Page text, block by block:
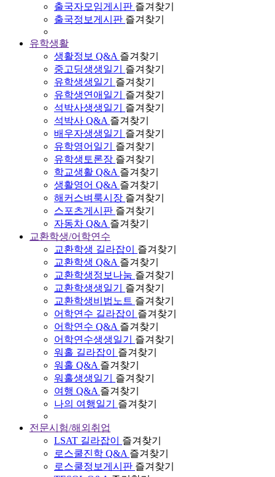
출국자모임게시판 즐겨찾기
출국정보게시판 즐겨찾기
유학생활
생활정보 Q&A 즐겨찾기
중고딩생생일기
즐겨찾기
유학생생일기
즐겨찾기
유학생연애일기
즐겨찾기
석박사생생일기
즐겨찾기
석박사 Q&A 즐겨찾기
배우자생생일기
즐겨찾기
유학영어일기
즐겨찾기
유학생토론장 즐겨찾기
학교생활 Q&A 즐겨찾기
생활영어 Q&A 즐겨찾기
해커스벼룩시장 즐겨찾기
스포츠게시판 즐겨찾기
자동차 Q&A 즐겨찾기
교환학생/어학연수
교환학생 길라잡이
즐겨찾기
교환학생 Q&A 즐겨찾기
교환학생정보나눔 즐겨찾기
교환학생생일기
즐겨찾기
교환학생비법노트 즐겨찾기
어학연수 길라잡이
즐겨찾기
어학연수 Q&A 즐겨찾기
어학연수생생일기
즐겨찾기
워홀 길라잡이
즐겨찾기
워홀 Q&A 즐겨찾기
워홀생생일기
즐겨찾기
여행 Q&A 즐겨찾기
나의 여행일기
즐겨찾기
전문시험/해외취업
LSAT 길라잡이
즐겨찾기
로스쿨진학 Q&A 즐겨찾기
로스쿨정보게시판 즐겨찾기